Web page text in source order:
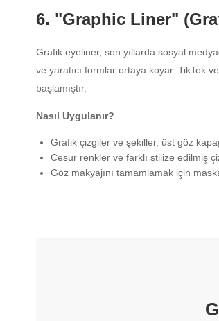
6. "Graphic Liner"
Grafik eyeliner, son yıllarda sosyal
ve yaratıcı formlar ortaya koyar. TikTok
başlamıştır.
Nasıl Uygulanır?
Grafik çizgiler ve şekiller, üst göz
Cesur renkler ve farklı stilize edilmiş
Göz makyajını tamamlamak için